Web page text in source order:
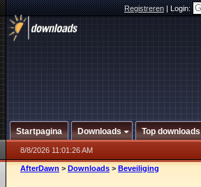
Registreren|Login:
Startpagina Downloads Top downloads
8/8/2026 11:01:26 AM
AfterDawn > Downloads > Beveiliging